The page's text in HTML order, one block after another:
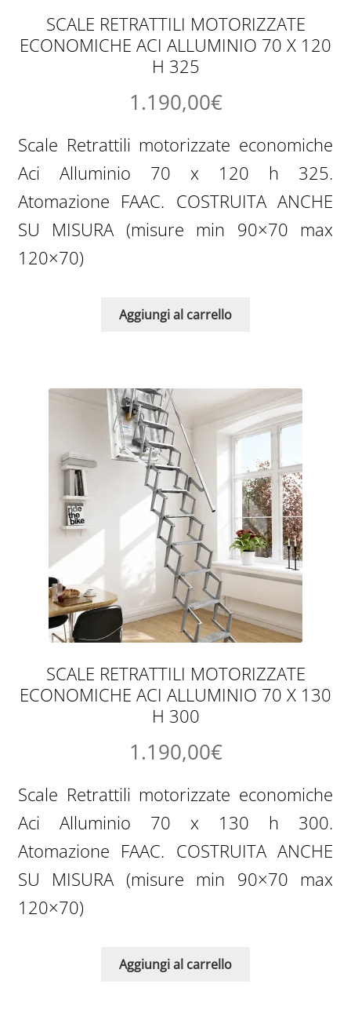
SCALE RETRATTILI MOTORIZZATE
ECONOMICHE ACI ALLUMINIO 70 X 120
H 325
1.190,00€
Scale Retrattili motorizzate economiche
Aci Alluminio 70 x 120 h 325.
Atomazione FAAC. COSTRUITA ANCHE
SU MISURA (misure min 90×70 max
120×70)
Aggiungi al carrello
SCALE RETRATTILI MOTORIZZATE
ECONOMICHE ACI ALLUMINIO 70 X 130
H 300
1.190,00€
Scale Retrattili motorizzate economiche
Aci Alluminio 70 x 130 h 300.
Atomazione FAAC. COSTRUITA ANCHE
SU MISURA (misure min 90×70 max
120×70)
Aggiungi al carrello